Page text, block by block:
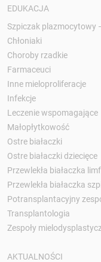
EDUKACJA
Szpiczak plazmocytowy
Chłoniaki
Choroby rzadkie
Farmaceuci
Inne mieloproliferacje
Infekcje
Leczenie wspomagające
Małopłytkowość
Ostre białaczki
Ostre białaczki dziecięce
Przewlekła białaczka
Przewlekła białaczka
Potransplantacyjny
Transplantologia
Zespoły
AKTUALNOŚCI